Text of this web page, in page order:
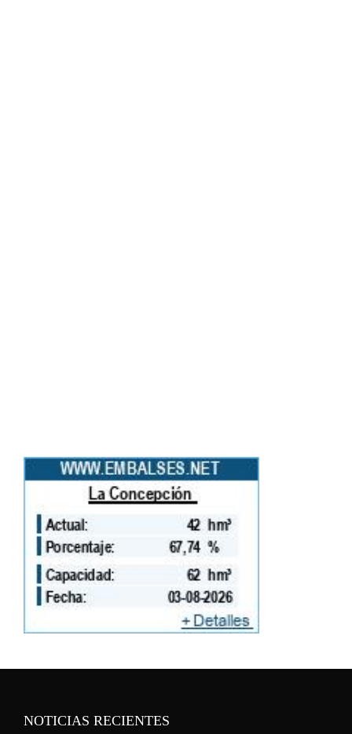
NOTICIAS RECIENTES